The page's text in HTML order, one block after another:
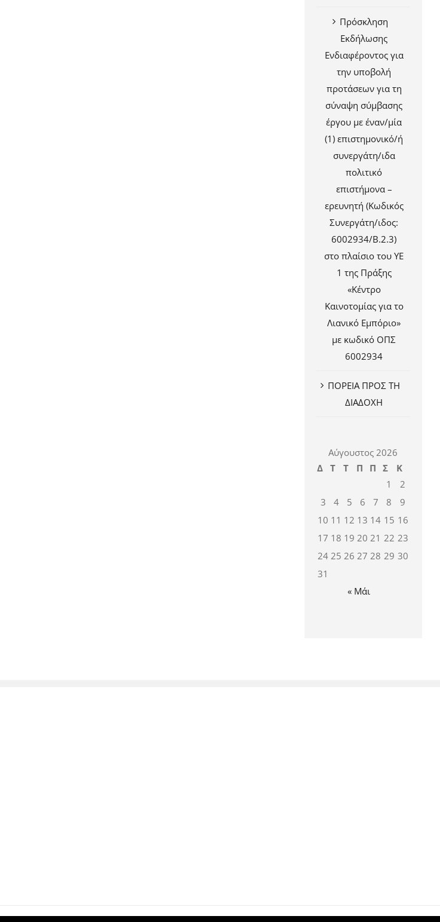
Πρόσκληση
Εκδήλωσης
Ενδιαφέροντος για
την υποβολή
προτάσεων για τη
σύναψη σύμβασης
έργου με έναν/μία
(1) επιστημονικό/ή
συνεργάτη/ιδα
πολιτικό
επιστήμονα –
ερευνητή (Κωδικός
Συνεργάτη/ιδος:
6002934/Β.2.3)
στο πλαίσιο του ΥΕ
1 της Πράξης
«Κέντρο
Καινοτομίας για το
Λιανικό Εμπόριο»
με κωδικό ΟΠΣ
6002934
ΠΟΡΕΙΑ ΠΡΟΣ ΤΗ
ΔΙΑΔΟΧΗ
Αύγουστος 2026
Δ
Τ Τ Π Π Σ
Κ
1
2
3
4 5 6 7 8
9
10 11 12 13 14 15 16
17 18 19 20 21 22 23
24 25 26 27 28 29 30
31
« Μάι